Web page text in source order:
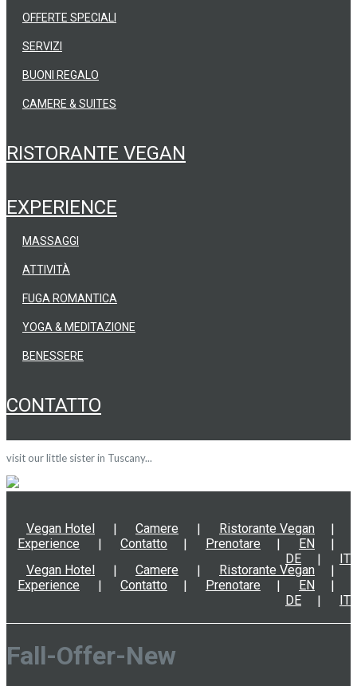
CAMERE & SUITES
OFFERTE SPECIALI
SERVIZI
BUONI REGALO
RISTORANTE VEGAN
EXPERIENCE
YOGA & MEDITAZIONE
BENESSERE
MASSAGGI
ATTIVITÀ
FUGA ROMANTICA
CONTATTO
visit our little sister in Tuscany...
Vegan Hotel Camere
Ristorante Vegan
Experience
Contatto Prenotare
EN
DE
IT
Vegan Hotel Camere
Ristorante Vegan
Experience
Contatto Prenotare
EN
DE
IT
Fall-Offer-New